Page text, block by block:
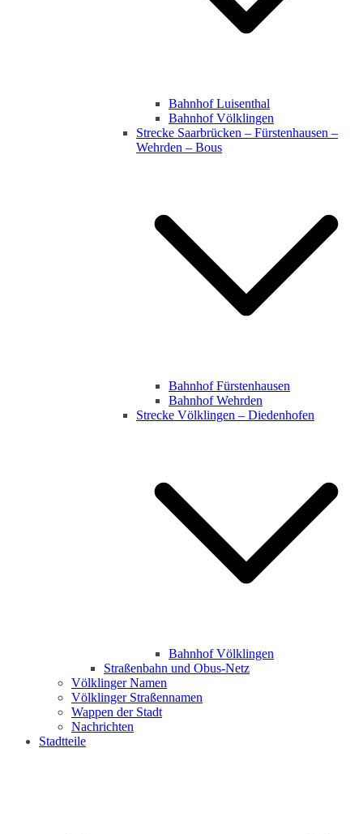
Bahnhof Luisenthal
Bahnhof Völklingen
Strecke Saarbrücken – Fürstenhausen –
Wehrden – Bous
Bahnhof Fürstenhausen
Bahnhof Wehrden
Strecke Völklingen – Diedenhofen
Bahnhof Völklingen
Straßenbahn und Obus-Netz
Völklinger Namen
Völklinger Straßennamen
Wappen der Stadt
Nachrichten
Stadtteile